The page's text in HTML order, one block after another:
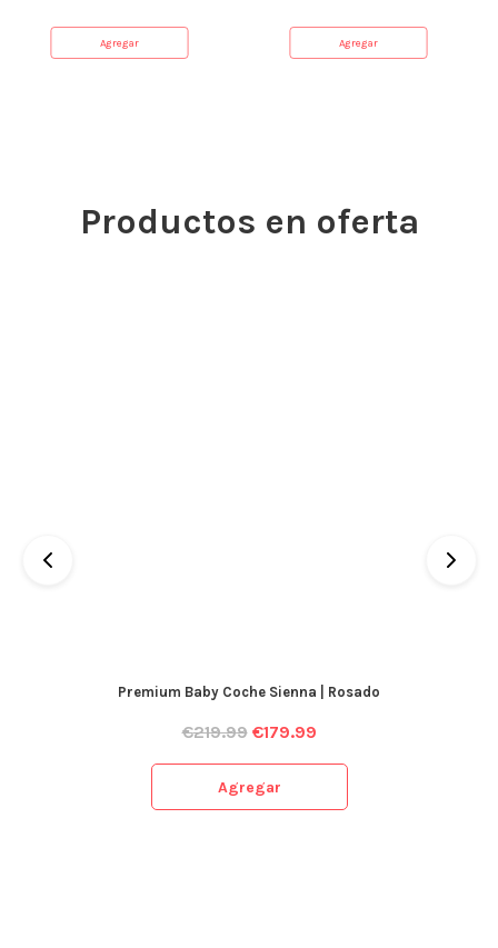
Agregar Agregar
Productos en oferta
Premium Baby Coche Sienna | Rosado
€219.99 €179.99
Agregar